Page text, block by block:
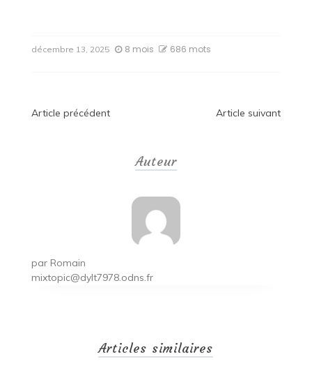
décembre 13, 2025 8 mois 686 mots
Navigation
Article précédent Article suivant
Auteur
par Romain
mixtopic@dylt7978.odns.fr
Articles similaires